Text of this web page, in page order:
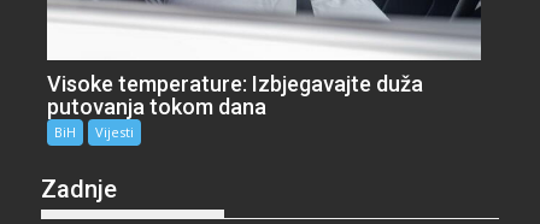
Visoke temperature: Izbjegavajte duža
putovanja tokom dana
BiH Vijesti
Zadnje